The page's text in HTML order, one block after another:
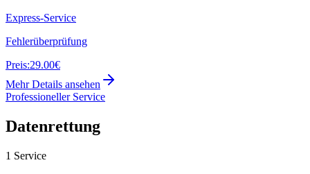
Express-Service
Fehlerüberprüfung
Preis:29.00€
Mehr Details ansehen
Professioneller Service
Datenrettung
1 Service